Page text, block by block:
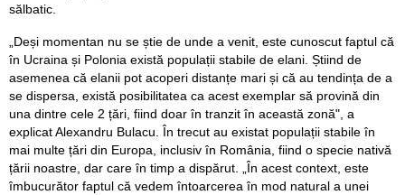
sălbatic.
„Deși momentan nu se știe de unde a venit, este cunoscut faptul că
în Ucraina și Polonia există populații stabile de elani. Știind de
asemenea că elanii pot acoperi distanțe mari și că au tendința de a
se dispersa, există posibilitatea ca acest exemplar să provină din
una dintre cele 2 țări, fiind doar în tranzit în această zonă", a
explicat Alexandru Bulacu. În trecut au existat populații stabile în
mai multe țări din Europa, inclusiv în România, fiind o specie nativă
țării noastre, dar care în timp a dispărut. „În acest context, este
îmbucurător faptul că vedem întoarcerea în mod natural a unei